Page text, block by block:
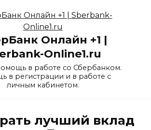
Онлайн +1 |
Online1.ru
в работе со Сбербанком.
в регистрации и в работе с
личным кабинетом.
лучший вклад